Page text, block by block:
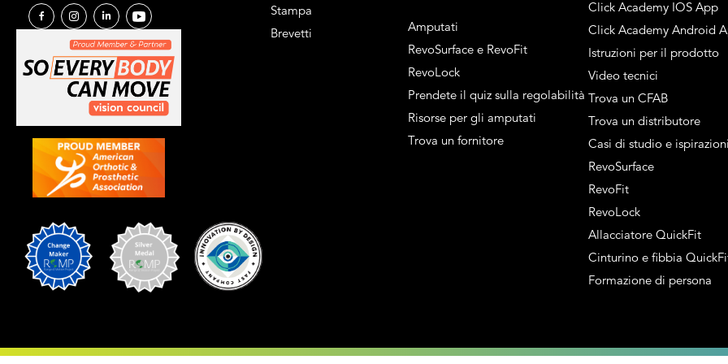
Stampa
Brevetti
Amputati
RevoSurface e RevoFit
RevoLock
Prendete il quiz sulla regolabilità
Risorse per gli amputati
Trova un fornitore
Click Academy IOS App
Click Academy Android
Istruzioni per il prodotto
Video tecnici
Trova un CFAB
Trova un distributore
Casi di studio e
RevoSurface
RevoFit
RevoLock
Allacciatore QuickFit
Cinturino e fibbia
Formazione di persona